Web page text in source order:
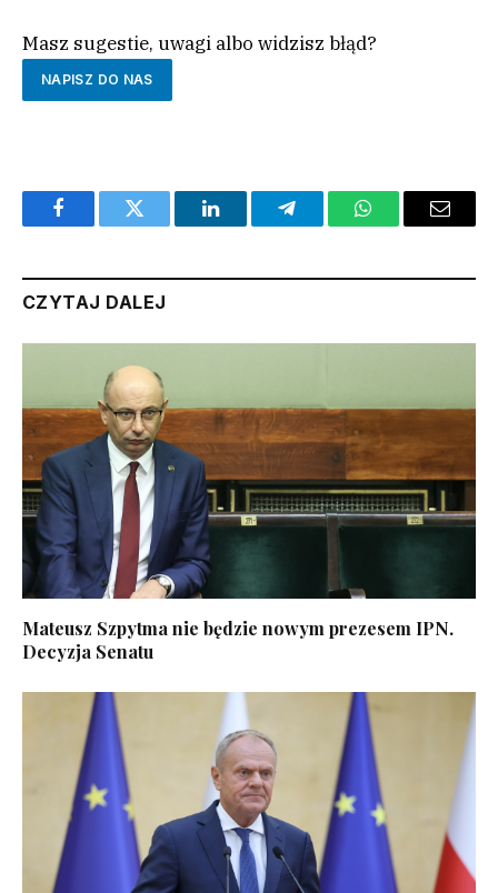
Masz sugestie, uwagi albo widzisz błąd?
NAPISZ DO NAS
FacebookTwitter LinkedInTelegramWhatsAppEmail
CZYTAJ DALEJ
Mateusz Szpytma nie będzie nowym prezesem IPN.
Decyzja Senatu